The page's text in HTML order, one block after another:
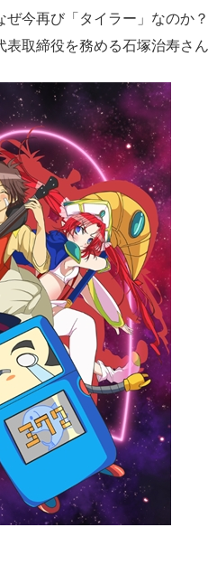
ぜ今再び「タイラー」なの
表取締役を務める石塚治寿さ